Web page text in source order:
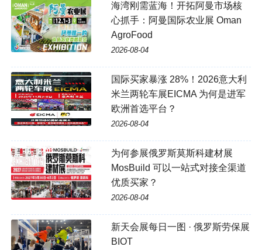
海湾刚需蓝海！开拓阿曼市场核
心抓手：阿曼国际农业展 Oman
AgroFood
2026-08-04
国际买家暴涨 28%！2026意大利
米兰两轮车展EICMA 为何是进军
欧洲首选平台？
2026-08-04
为何参展俄罗斯莫斯科建材展
MosBuild 可以一站式对接全渠道
优质买家？
2026-08-04
新天会展每日一图 · 俄罗斯劳保展
BIOT